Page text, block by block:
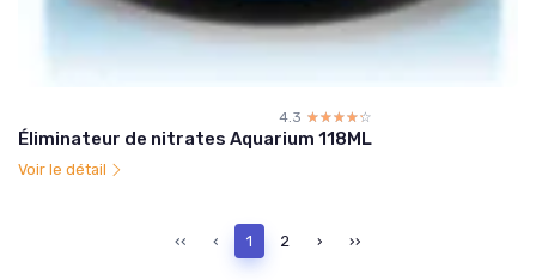
4.3 ☆☆☆☆☆
★★★★★
Éliminateur de nitrates Aquarium 118ML
Voir le détail
‹‹ ‹ 1 2 › ››